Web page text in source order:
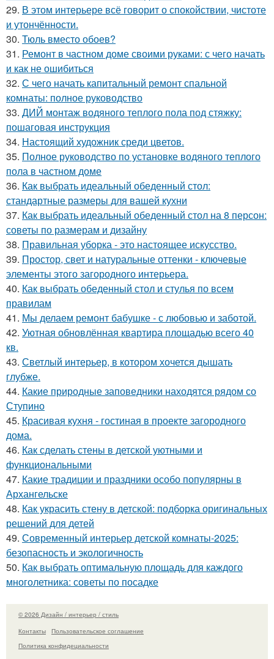
29. В этом интерьере всё говорит о спокойствии, чистоте
и утончённости.
30. Тюль вместо обоев?
31. Ремонт в частном доме своими руками: с чего начать
и как не ошибиться
32. С чего начать капитальный ремонт спальной
комнаты: полное руководство
33. ДИЙ монтаж водяного теплого пола под стяжку:
пошаговая инструкция
34. Настоящий художник среди цветов.
35. Полное руководство по установке водяного теплого
пола в частном доме
36. Как выбрать идеальный обеденный стол:
стандартные размеры для вашей кухни
37. Как выбрать идеальный обеденный стол на 8 персон:
советы по размерам и дизайну
38. Правильная уборка - это настоящее искусство.
39. Простор, свет и натуральные оттенки - ключевые
элементы этого загородного интерьера.
40. Как выбрать обеденный стол и стулья по всем
правилам
41. Мы делаем ремонт бабушке - с любовью и заботой.
42. Уютная обновлённая квартира площадью всего 40
кв.
43. Светлый интерьер, в котором хочется дышать
глубже.
44. Какие природные заповедники находятся рядом со
Ступино
45. Красивая кухня - гостиная в проекте загородного
дома.
46. Как сделать стены в детской уютными и
функциональными
47. Какие традиции и праздники особо популярны в
Архангельске
48. Как украсить стену в детской: подборка оригинальных
решений для детей
49. Современный интерьер детской комнаты-2025:
безопасность и экологичность
50. Как выбрать оптимальную площадь для каждого
многолетника: советы по посадке
© 2026 Дизайн / интерьер / стиль
Контакты
Пользовательское соглашение
Политика конфидециальности